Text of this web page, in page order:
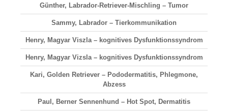
Günther, Labrador-Retriever-Mischling – Tumor
Sammy, Labrador – Tierkommunikation
Henry, Magyar Viszla – kognitives Dysfunktionssyndrom
Henry, Magyar Vizsla – kognitives Dysfunktionssyndrom
Kari, Golden Retriever – Pododermatitis, Phlegmone,
Abzess
Paul, Berner Sennenhund – Hot Spot, Dermatitis